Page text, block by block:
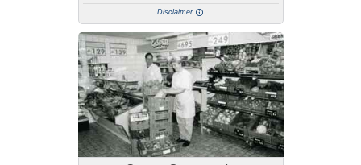
Disclaimer